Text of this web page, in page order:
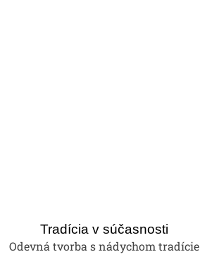
Tradícia v súčasnosti
Odevná tvorba s nádychom tradície